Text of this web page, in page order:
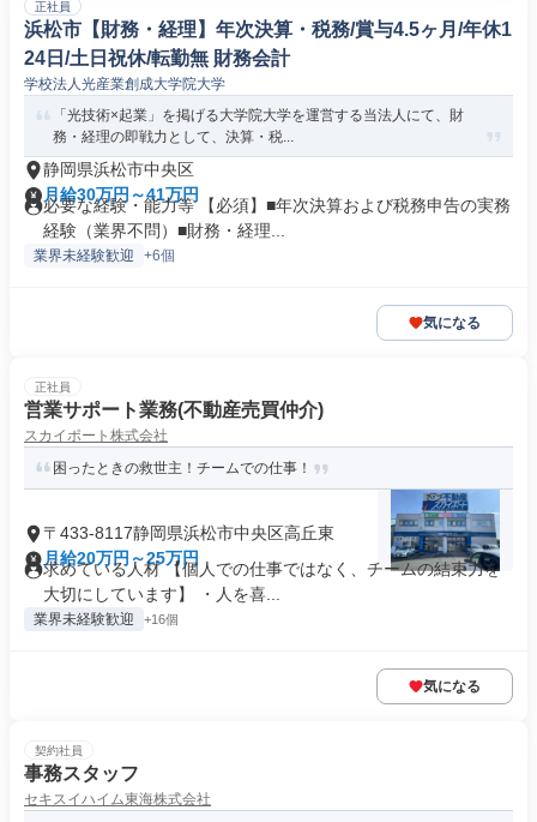
正社員
浜松市【財務・経理】年次決算・税務/賞与4.5ヶ月/年休1
24日/土日祝休/転勤無 財務会計
学校法人光産業創成大学院大学
「光技術×起業」を掲げる大学院大学を運営する当法人にて、財
務・経理の即戦力として、決算・税...
静岡県浜松市中央区
月給30万円～41万円
必要な経験・能力等 【必須】■年次決算および税務申告の実務
経験（業界不問）■財務・経理...
業界未経験歓迎 +6個
気になる
正社員
営業サポート業務(不動産売買仲介)
スカイポート株式会社
困ったときの救世主！チームでの仕事！
〒433-8117静岡県浜松市中央区高丘東
月給20万円～25万円
求めている人材 【個人での仕事ではなく、チームの結束力を
大切にしています】 ・人を喜...
業界未経験歓迎 +16個
気になる
契約社員
事務スタッフ
セキスイハイム東海株式会社